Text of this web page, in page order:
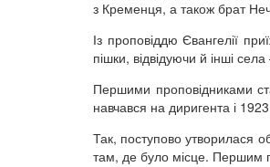
з Кременця, а також брат
Із проповіддю Євангелії
пішки, відвідуючи й інші
Першими проповідниками
навчався на диригента і
Так, поступово утворилася
там, де було місце. Першим